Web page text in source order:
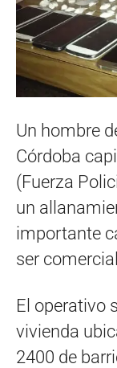
Un hombre
Córdoba
(Fuerza
un
importante
ser
El operativo
vivienda
2400 de